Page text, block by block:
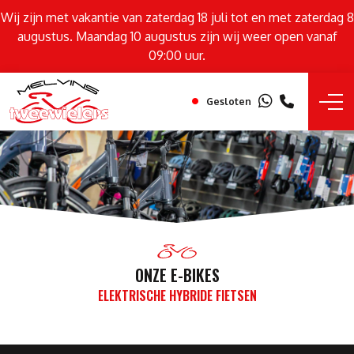
Wij zijn met vakantie van zaterdag 18 juli tot en met zaterdag 8
augustus. Maandag 10 augustus zijn wij weer open vanaf
09:00 uur.
Gesloten
ONZE E-BIKES
ELEKTRISCHE HYBRIDE FIETSEN